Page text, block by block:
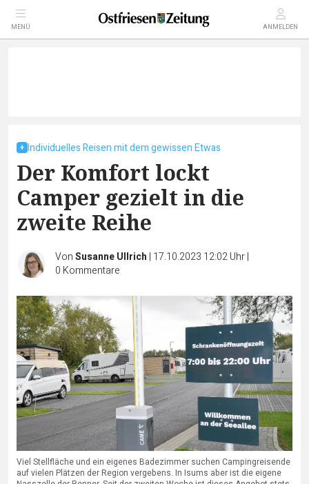
MENÜ ANMELDEN
Individuelles Reisen mit dem gewissen Etwas
Der Komfort lockt
Camper gezielt in die
zweite Reihe
VonSusanne Ullrich | 17.10.2023 12:02 Uhr|
0 Kommentare
Viel Stellfläche und ein eigenes Badezimmer suchen Campingreisende
auf vielen Plätzen der Region vergebens. In Isums aber ist die eigene